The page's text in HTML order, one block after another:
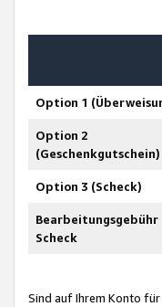
Option 1
Option 2
(Geschenkgutschein)
Option 3 (Scheck)
Bearbeitungsgebühr
Scheck
Sind auf Ihrem Konto